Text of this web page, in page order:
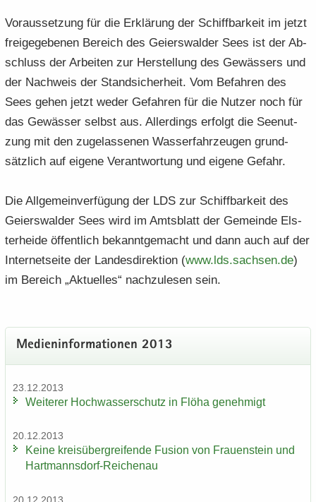
Vor­aus­set­zung für die Er­klä­rung der Schiff­bar­keit im jetzt
frei­ge­ge­be­nen Be­reich des Gei­ers­wal­der Sees ist der Ab­
schluss der Ar­bei­ten zur Her­stel­lung des Ge­wäs­sers und
der Nach­weis der Stand­si­cher­heit. Vom Be­fah­ren des
Sees gehen jetzt weder Gefah­ren für die Nut­zer noch für
das Ge­wäs­ser selbst aus. Al­ler­dings er­folgt die See­nut­
zung mit den zu­ge­las­se­nen Was­ser­fahr­zeu­gen grund­
sätz­lich auf ei­ge­ne Ver­ant­wor­tung und ei­ge­ne Ge­fahr.
Die All­ge­mein­ver­fü­gung der LDS zur Schiff­bar­keit des
Gei­ers­wal­der Sees wird im Amts­blatt der Ge­mein­de Els­
ter­hei­de öf­fent­lich be­kannt­ge­macht und dann auch auf der
In­ter­net­sei­te der Lan­des­di­rek­ti­on (www.​lds.​sachsen.​de)
im Be­reich „Ak­tu­el­les“ nachzule­sen sein.
Me­di­en­in­for­ma­tio­nen 2013
23.12.2013
Wei­te­rer Hoch­was­ser­schutz in Flöha ge­neh­migt
20.12.2013
Keine kreis­über­grei­fen­de Fu­si­on von Frau­en­stein und
Hartmannsdorf-​Reichenau